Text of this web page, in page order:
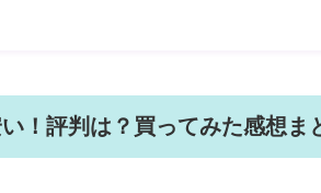
！評判は？買ってみた感想ま